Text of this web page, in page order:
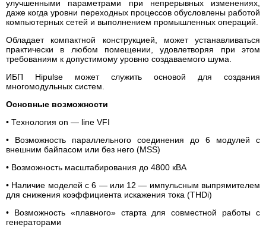
улучшенными параметрами при непрерывных изменениях,
даже когда уровни переходных процессов обусловлены работой
компьютерных сетей и выполнением промышленных операций.
Обладает компактной конструкцией, может устанавливаться
практически в любом помещении, удовлетворяя при этом
требованиям к допустимому уровню создаваемого шума.
ИБП Hipulse может служить основой для создания
многомодульных систем.
Основные возможности
• Технология оn — line VFI
• Возможность параллельного соединения до 6 модулей с
внешним байпасом или без него (MSS)
• Возможность масштабирования до 4800 кВА
• Наличие моделей с 6 — или 12 — импульсным выпрямителем
для снижения коэффициента искажения тока (THDi)
• Возможность «плавного» старта для совместной работы с
генераторами